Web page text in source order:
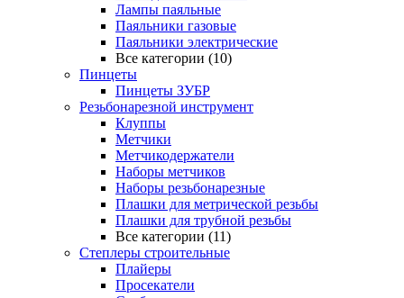
Лампы паяльные
Паяльники газовые
Паяльники электрические
Все категории (10)
Пинцеты
Пинцеты ЗУБР
Резьбонарезной инструмент
Клуппы
Метчики
Метчикодержатели
Наборы метчиков
Наборы резьбонарезные
Плашки для метрической резьбы
Плашки для трубной резьбы
Все категории (11)
Степлеры строительные
Плайеры
Просекатели